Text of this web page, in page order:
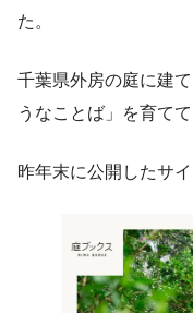
た。
千葉県外房の庭に建
うなことば」を育て
昨年末に公開したサ